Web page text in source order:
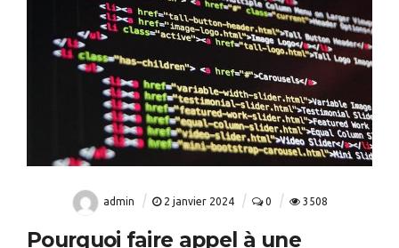
admin 2 janvier 2024 0 3508
Pourquoi faire appel à une